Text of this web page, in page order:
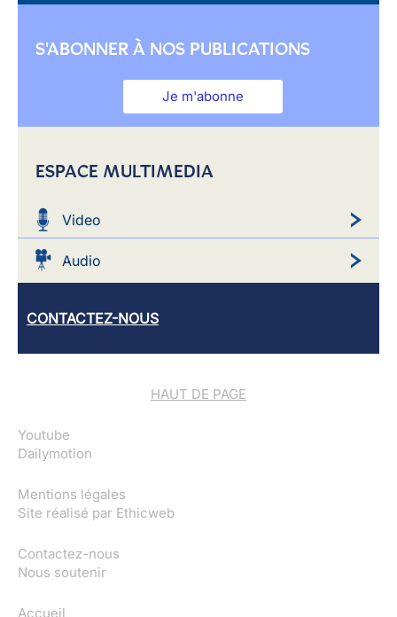
S'ABONNER À NOS PUBLICATIONS
Je m'abonne
ESPACE MULTIMEDIA
Video
Audio
CONTACTEZ-NOUS
HAUT DE PAGE
Youtube
Dailymotion
Mentions légales
Site réalisé par Ethicweb
Contactez-nous
Nous soutenir
Accueil